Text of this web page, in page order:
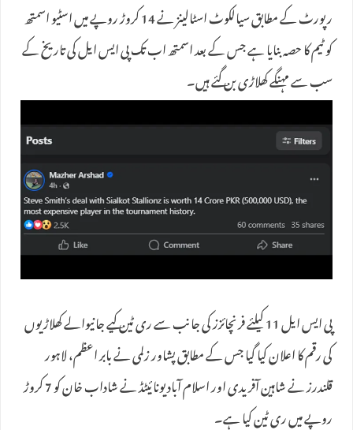
رپورٹ کے مطابق سیالکوٹ اسٹالینز نے 14 کروڑ روپے میں اسٹیو اسمتھ
کو ٹیم کا حصہ بنایا ہے جس کے بعد اسمتھ اب تک پی ایس ایل کی تاریخ کے
سب سے مہنگے کھلاڑی بن گئے ہیں۔
پی ایس ایل 11 کیلئے فرنچائزز کی جانب سے ری ٹین کیے جانیوالے کھلاڑیوں
کی رقم کا اعلان کیا گیا جس کے مطابق پشاور زلمی نے بابر اعظم، لاہور
قلندرز نے شاہین آفریدی اور اسلام آباد یونائیٹڈ نے شاداب خان کو 7 کروڑ
روپے میں ری ٹین کیا ہے۔